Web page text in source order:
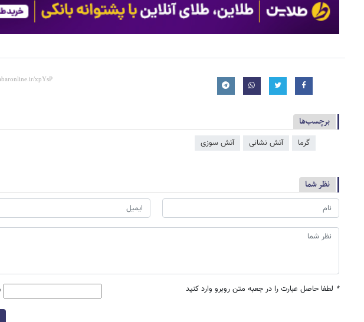
برچسب‌ها
گرما آتش‌ نشانی آتش سوزی
نظر شما
* لطفا حاصل عبارت را در جعبه متن روبرو وارد کنید